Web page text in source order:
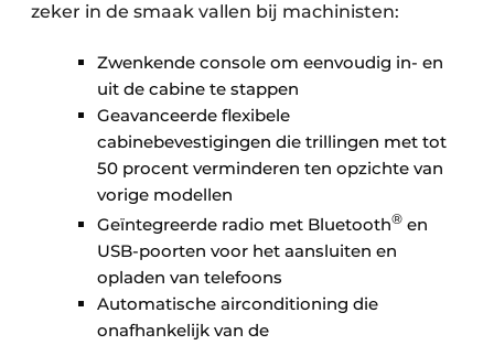
zeker in de smaak vallen bij machinisten:
Zwenkende console om eenvoudig in- en
uit de cabine te stappen
Geavanceerde flexibele
cabinebevestigingen die trillingen met tot
50 procent verminderen ten opzichte van
vorige modellen
Geïntegreerde radio met Bluetooth® en
USB-poorten voor het aansluiten en
opladen van telefoons
Automatische airconditioning die
onafhankelijk van de